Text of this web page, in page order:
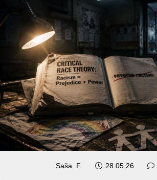
Saša. F. 28.05.26